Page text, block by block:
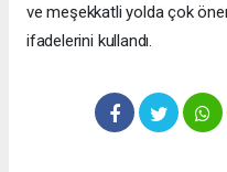
ve meşekkatli yolda çok
ifadelerini kullandı.